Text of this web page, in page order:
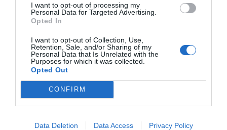
I want to opt-out of processing my
Personal Data for Targeted Advertising.
Opted In
I want to opt-out of Collection, Use,
Retention, Sale, and/or Sharing of my
Personal Data that Is Unrelated with the
Purposes for which it was collected.
Opted Out
CONFIRM
Data Deletion Data Access Privacy Policy